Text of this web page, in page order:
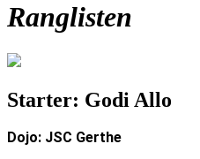
Ranglisten
Starter: Godi Allo
Dojo: JSC Gerthe